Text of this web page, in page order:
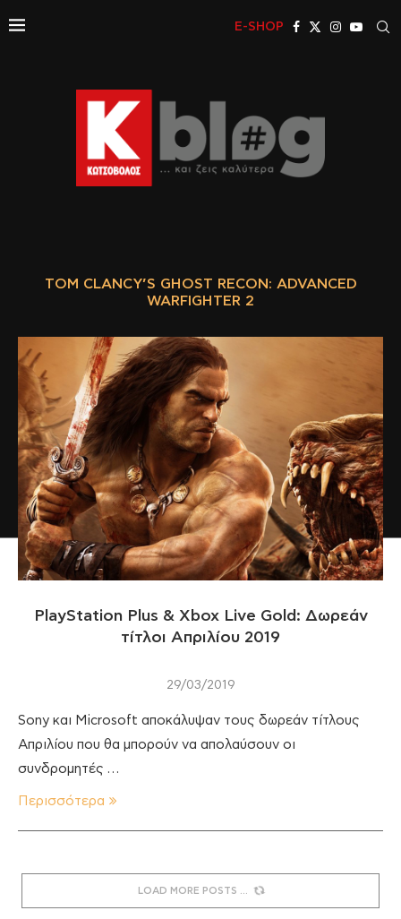
E-SHOP
TOM CLANCY’S GHOST RECON: ADVANCED
WARFIGHTER 2
PlayStation Plus & Xbox Live Gold: Δωρεάν
τίτλοι Απριλίου 2019
29/03/2019
Sony και Microsoft αποκάλυψαν τους δωρεάν τίτλους
Απριλίου που θα μπορούν να απολαύσουν οι
συνδρομητές …
Περισσότερα
LOAD MORE POSTS